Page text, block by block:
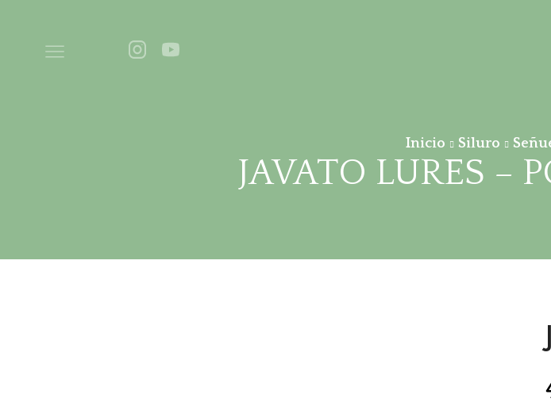
Inicio Siluro
JAVATO LURES –